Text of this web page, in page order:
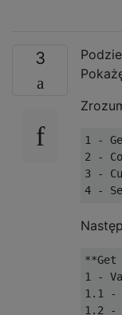
3
1 -
2 -
3 -
**Get
1 -
1.1 -
1.2 -